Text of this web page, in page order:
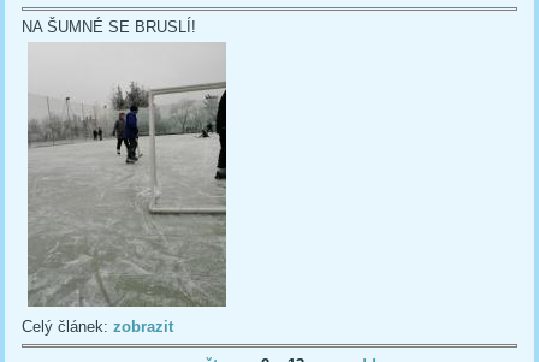
NA ŠUMNÉ SE BRUSLÍ!
Celý článek:zobrazit